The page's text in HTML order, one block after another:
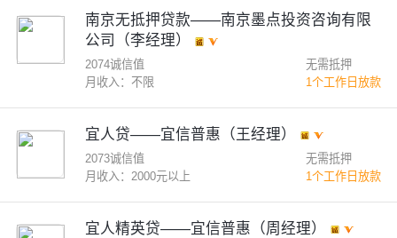
南京无抵押贷款——南京墨点投资咨询有限
公司（李经理）
2074诚信值
月收入：不限
无需抵押
1个工作日放款
宜人贷——宜信普惠（王经理）
2073诚信值
月收入：2000元以上
无需抵押
1个工作日放款
宜人精英贷——宜信普惠（周经理）